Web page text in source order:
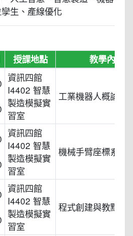
生、產線優化
授課地點 教學內容
資訊四館
I4402 智慧
製造模擬實
習室
工業機器人概論
資訊四館
I4402 智慧
製造模擬實
習室
機械手臂座標系統
資訊四館
I4402 智慧
製造模擬實
習室
程式創建與教點